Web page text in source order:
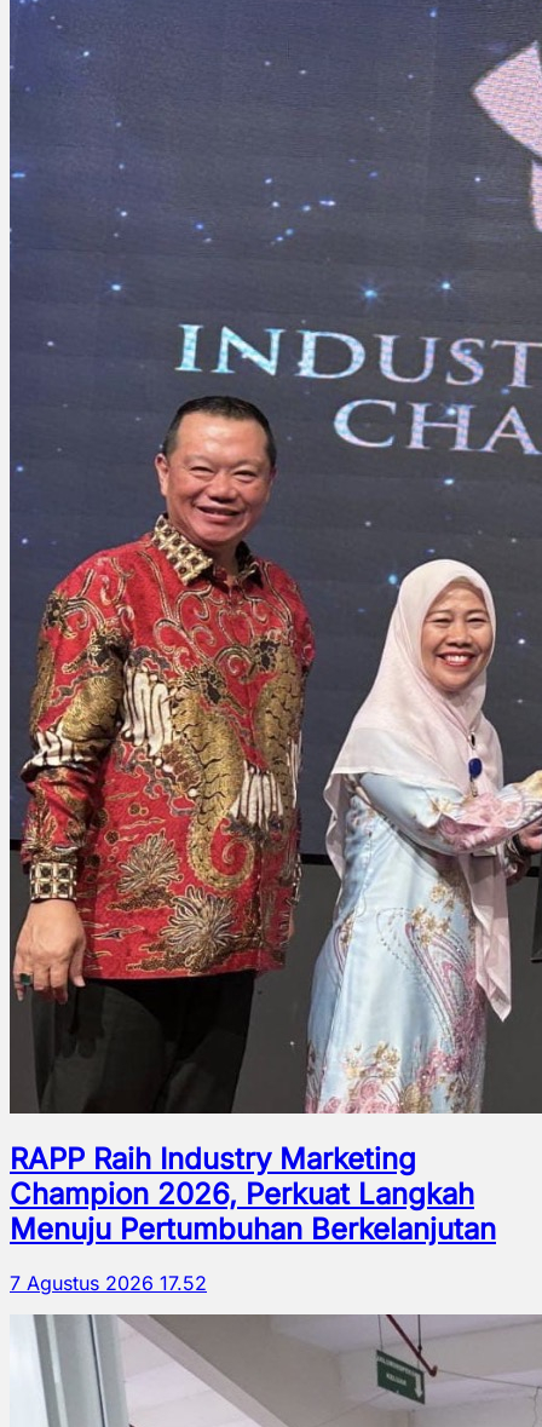
RAPP Raih Industry Marketing
Champion 2026, Perkuat Langkah
Menuju Pertumbuhan Berkelanjutan
7 Agustus 2026 17.52